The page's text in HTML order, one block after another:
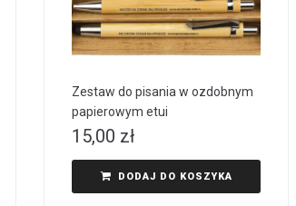
Zestaw do pisania w ozdobnym
papierowym etui
15,00 zł
DODAJ DO KOSZYKA